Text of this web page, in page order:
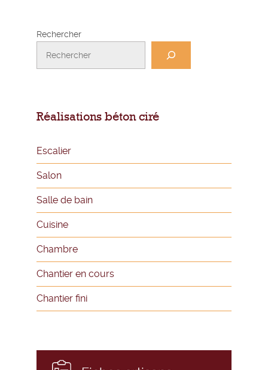
Rechercher
Réalisations béton ciré
Escalier
Salon
Salle de bain
Cuisine
Chambre
Chantier en cours
Chantier fini